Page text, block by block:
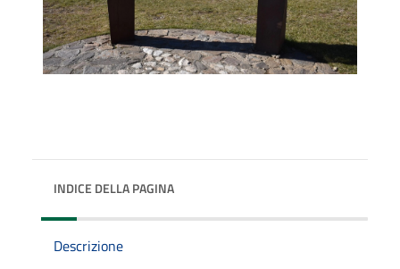
INDICE DELLA PAGINA
Descrizione